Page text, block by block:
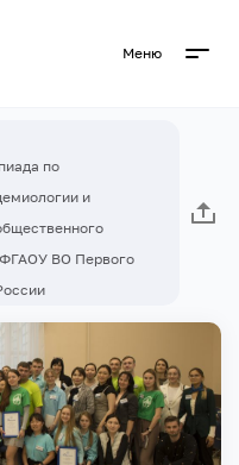
Меню
по
и
ВО Первого